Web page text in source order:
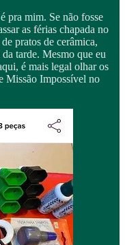
pra mim. Se não fosse
as férias chapada no
pratos de cerâmica,
tarde. Mesmo que eu
é mais legal olhar os
Missão Impossível no